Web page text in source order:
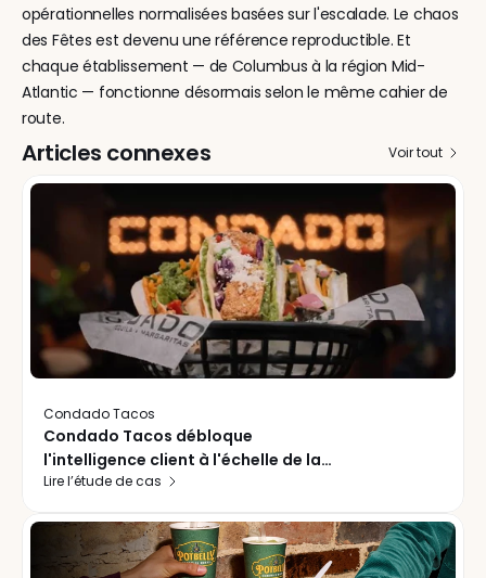
opérationnelles normalisées basées sur l'escalade. Le chaos
des Fêtes est devenu une référence reproductible. Et
chaque établissement — de Columbus à la région Mid-
Atlantic — fonctionne désormais selon le même cahier de
route.
Articles connexes Voir tout
Condado Tacos
Condado Tacos débloque
l'intelligence client à l'échelle de la
chaîne et transforme l'achalandage
Lire l’étude de cas